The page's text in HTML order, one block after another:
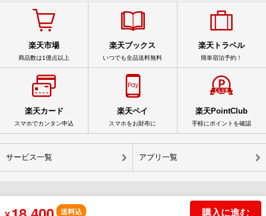
送料込 購入に進む
楽天市場
商品数は1億点以上
楽天ブックス
いつでも全品送料無料
楽天トラベル
簡単宿泊予約！
楽天カード
スマホでカンタン申込
楽天ペイ
スマホをお財布に
楽天PointClub
手軽にポイントを確認
サービス一覧 アプリ一覧